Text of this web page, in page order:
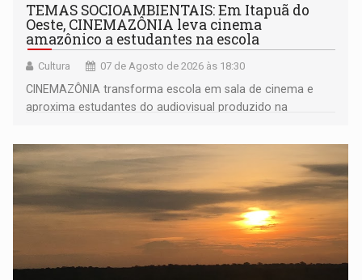
TEMAS SOCIOAMBIENTAIS: Em Itapuã do
Oeste, CINEMAZÔNIA leva cinema
amazônico a estudantes na escola
Cultura 07 de Agosto de 2026 às 18:30
CINEMAZÔNIA transforma escola em sala de cinema e
aproxima estudantes do audiovisual produzido na